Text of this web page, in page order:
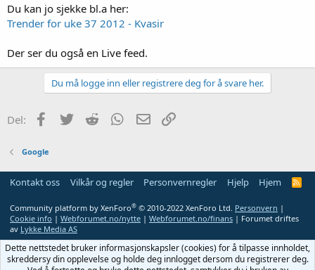
Du kan jo sjekke bl.a her:
Trender for uke 37 2012 - Kvasir
Der ser du også en Live feed.
Du må logge inn eller registrere deg for å svare her.
Del: Facebook
Twitter Reddit WhatsApp
E-post
Google
Kontakt oss Vilkår og regler Personvernregler Hjelp Hjem
R
Community platform by XenForo® © 2010-2022 XenForo Ltd. Personvern |
Cookie info | Webforumet.no/nytte | Webforumet.no/finans | Forumet driftes
av Lykke Media AS
Dette nettstedet bruker informasjonskapsler (cookies) for å tilpasse innholdet,
skreddersy din opplevelse og holde deg innlogget dersom du registrerer deg.